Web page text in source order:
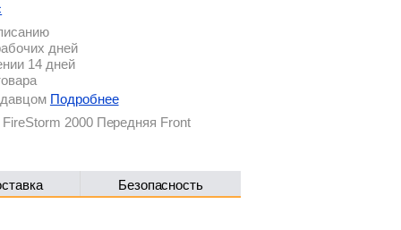
дней
14 дней
Подробнее
2000 Передняя Front
Безопасность